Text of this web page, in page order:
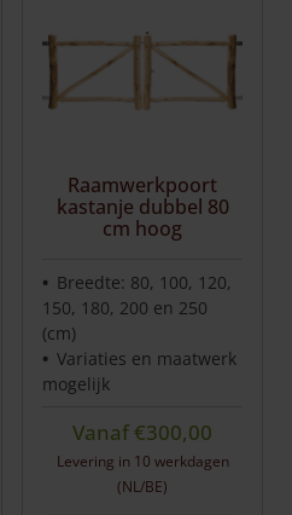
Raamwerkpoort
kastanje dubbel 80
cm hoog
Breedte: 80, 100, 120,
150, 180, 200 en 250
(cm)
Variaties en maatwerk
mogelijk
Vanaf€300,00
Levering in 10 werkdagen
(NL/BE)